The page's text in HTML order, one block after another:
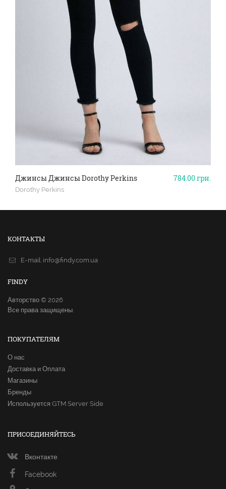
784.00грн.
Джинсы Джинсы Dorothy Perkins
Dorothy Perkins
КОНТАКТЫ
E-mail. info@findy.com.ua
FINDY
Авторство © 2026
Все права защищены.
ПОКУПАТЕЛЯМ
О нас
Доставка и Оплата
Магазины
Бренды
Используется GTM Server Side
ПРИСОЕДИНЯЙТЕСЬ
Вконтакте
Facebook